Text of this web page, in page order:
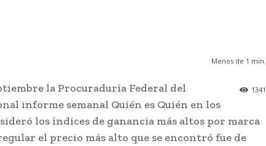
Menos de 1 min.
1341
la Procuraduría Federal del
informe semanal Quién es Quién en los
los índices de ganancia más altos por marca
el precio más alto que se encontró fue de